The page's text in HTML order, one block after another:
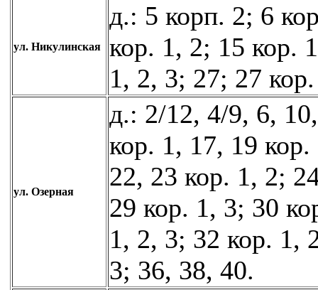
ул. Никулинская
д.: 5 корп. 2; 6
кор. 1, 2; 15 кор.
1, 2, 3; 27; 27
ул. Озерная
д.: 2/12, 4/9, 6,
кор. 1, 17, 19
22, 23 кор. 1, 2;
29 кор. 1, 3; 30
1, 2, 3; 32 кор. 1,
3; 36, 38, 40.